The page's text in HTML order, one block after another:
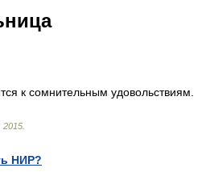
к сомнительным удовольствиям.
2015
НИР?